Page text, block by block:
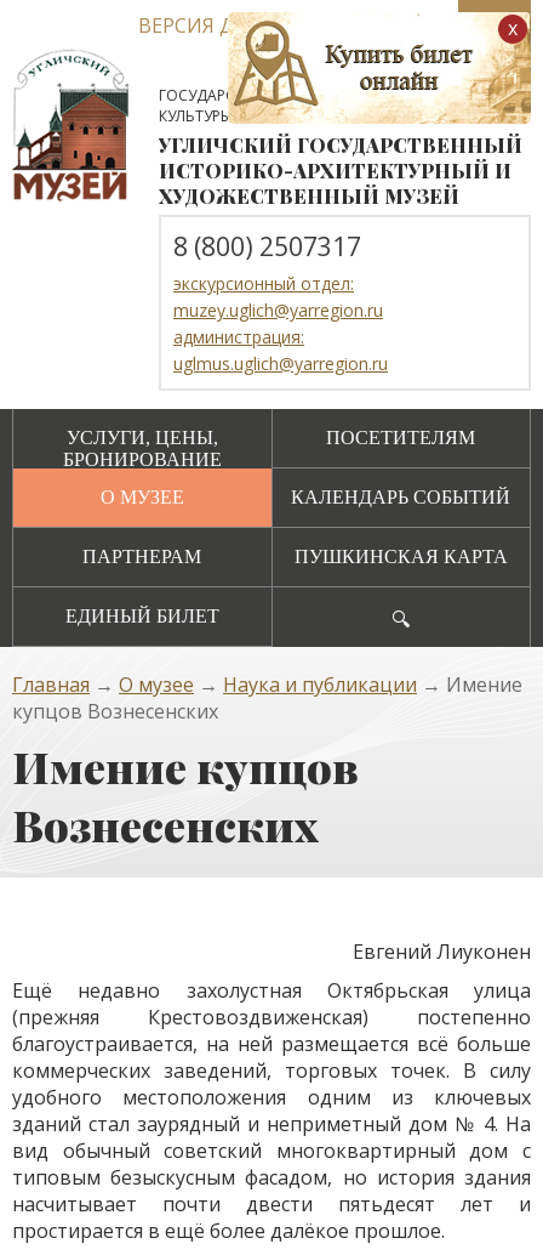
ВЕРСИЯ ДЛЯ СЛАБОВИДЯЩИХ
ГОСУДАРСТВЕННОЕ АВТОНОМНОЕ УЧРЕЖДЕНИЕ
КУЛЬТУРЫ ЯРОСЛАВСКОЙ ОБЛАСТИ
УГЛИЧСКИЙ ГОСУДАРСТВЕННЫЙ
ИСТОРИКО-АРХИТЕКТУРНЫЙ И
ХУДОЖЕСТВЕННЫЙ МУЗЕЙ
8 (800) 2507317
экскурсионный отдел:
muzey.uglich@yarregion.ru
администрация:
uglmus.uglich@yarregion.ru
УСЛУГИ, ЦЕНЫ,
БРОНИРОВАНИЕ
ПОСЕТИТЕЛЯМ
О МУЗЕЕ КАЛЕНДАРЬ СОБЫТИЙ
ПАРТНЕРАМ ПУШКИНСКАЯ КАРТА
ЕДИНЫЙ БИЛЕТ 🔍
Главная → О музее → Наука и публикации → Имение
купцов Вознесенских
Имение купцов
Вознесенских
Евгений Лиуконен
Ещё недавно захолустная Октябрьская улица
(прежняя Крестовоздвиженская) постепенно
благоустраивается, на ней размещается всё больше
коммерческих заведений, торговых точек. В силу
удобного местоположения одним из ключевых
зданий стал заурядный и неприметный дом № 4. На
вид обычный советский многоквартирный дом с
типовым безыскусным фасадом, но история здания
насчитывает почти двести пятьдесят лет и
простирается в ещё более далёкое прошлое.
x